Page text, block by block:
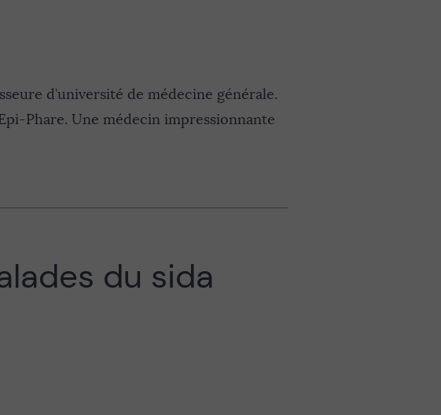
d’université de médecine générale.
Phare. Une médecin impressionnante
du sida